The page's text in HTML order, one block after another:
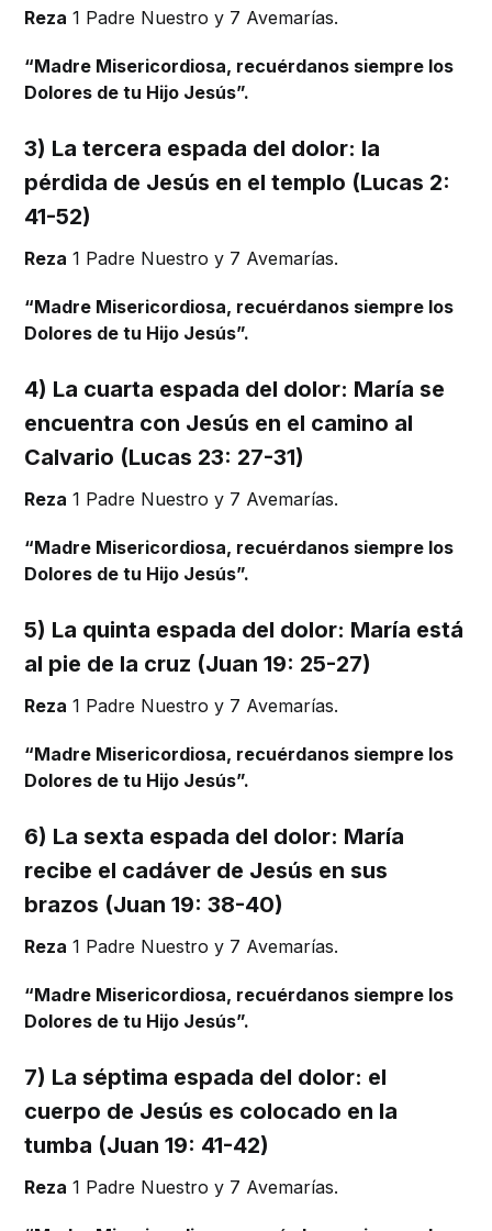
Reza 1 Padre Nuestro y 7 Avemarías.
“Madre Misericordiosa, recuérdanos siempre los
Dolores de tu Hijo Jesús”.
3) La tercera espada del dolor: la
pérdida de Jesús en el templo (Lucas 2:
41-52)
Reza 1 Padre Nuestro y 7 Avemarías.
“Madre Misericordiosa, recuérdanos siempre los
Dolores de tu Hijo Jesús”.
4) La cuarta espada del dolor: María se
encuentra con Jesús en el camino al
Calvario (Lucas 23: 27-31)
Reza 1 Padre Nuestro y 7 Avemarías.
“Madre Misericordiosa, recuérdanos siempre los
Dolores de tu Hijo Jesús”.
5) La quinta espada del dolor: María está
al pie de la cruz (Juan 19: 25-27)
Reza 1 Padre Nuestro y 7 Avemarías.
“Madre Misericordiosa, recuérdanos siempre los
Dolores de tu Hijo Jesús”.
6) La sexta espada del dolor: María
recibe el cadáver de Jesús en sus
brazos (Juan 19: 38-40)
Reza 1 Padre Nuestro y 7 Avemarías.
“Madre Misericordiosa, recuérdanos siempre los
Dolores de tu Hijo Jesús”.
7) La séptima espada del dolor: el
cuerpo de Jesús es colocado en la
tumba (Juan 19: 41-42)
Reza 1 Padre Nuestro y 7 Avemarías.